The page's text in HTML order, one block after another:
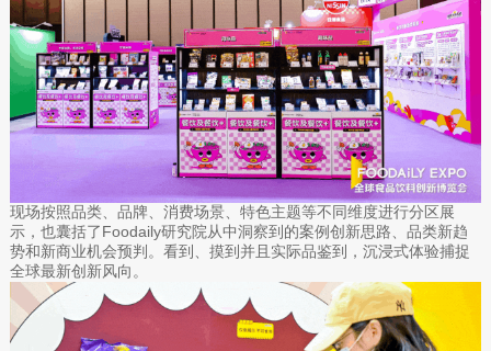
现场按照品类、品牌、消费场景、特色主题等不同维度进行分区展
示，也囊括了Foodaily研究院从中洞察到的案例创新思路、品类新趋
势和新商业机会预判。看到、摸到并且实际品鉴到，沉浸式体验捕捉
全球最新创新风向。